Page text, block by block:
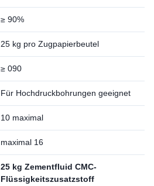
≥ 90%
25 kg pro Zugpapierbeutel
≥ 090
Für Hochdruckbohrungen geeignet
10 maximal
maximal 16
25 kg Zementfluid CMC-
Flüssigkeitszusatzstoff